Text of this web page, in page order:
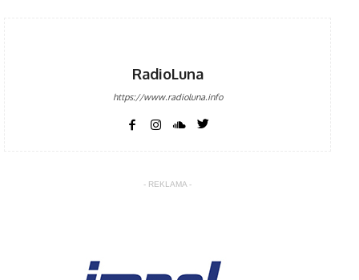
RadioLuna
https://www.radioluna.info
- REKLAMA -